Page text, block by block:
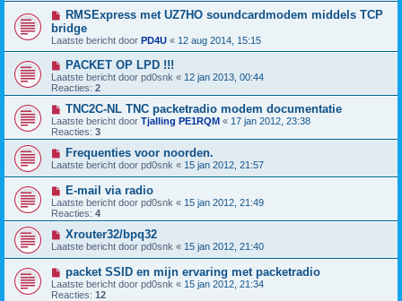
RMSExpress met UZ7HO soundcardmodem middels TCP
bridge
Laatste bericht door PD4U « 12 aug 2014, 15:15
PACKET OP LPD !!!
Laatste bericht door pd0snk « 12 jan 2013, 00:44
Reacties: 2
TNC2C-NL TNC packetradio modem documentatie
Laatste bericht door Tjalling PE1RQM « 17 jan 2012, 23:38
Reacties: 3
Frequenties voor noorden.
Laatste bericht door pd0snk « 15 jan 2012, 21:57
E-mail via radio
Laatste bericht door pd0snk « 15 jan 2012, 21:49
Reacties: 4
Xrouter32/bpq32
Laatste bericht door pd0snk « 15 jan 2012, 21:40
packet SSID en mijn ervaring met packetradio
Laatste bericht door pd0snk « 15 jan 2012, 21:34
Reacties: 12